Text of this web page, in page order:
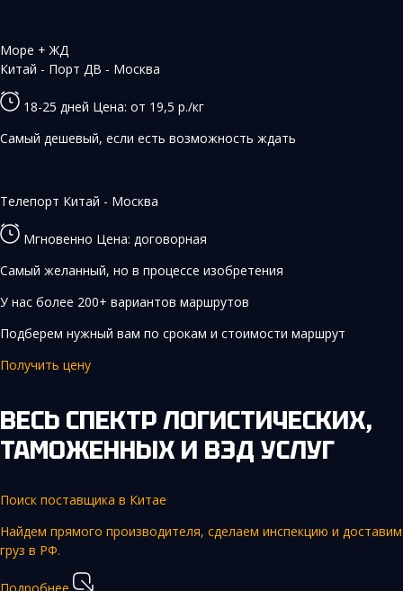
Море + ЖД
Китай - Порт ДВ - Москва
18-25 дней Цена: от 19,5 р./кг
Самый дешевый, если есть возможность ждать
Телепорт Китай - Москва
Мгновенно Цена: договорная
Самый желанный, но в процессе изобретения
У нас более 200+ вариантов маршрутов
Подберем нужный вам по срокам и стоимости маршрут
Получить цену
ВЕСЬ СПЕКТР ЛОГИСТИЧЕСКИХ,
ТАМОЖЕННЫХ И ВЭД УСЛУГ
Поиск поставщика в Китае
Найдем прямого производителя, сделаем инспекцию и доставим
груз в РФ.
Подробнее